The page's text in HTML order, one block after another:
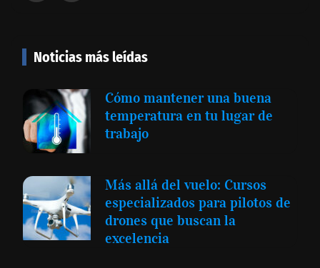
Noticias más leídas
Cómo mantener una buena
temperatura en tu lugar de
trabajo
Más allá del vuelo: Cursos
especializados para pilotos de
drones que buscan la
excelencia